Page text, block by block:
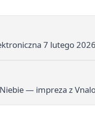
7 lutego 2026
Niebie — impreza z